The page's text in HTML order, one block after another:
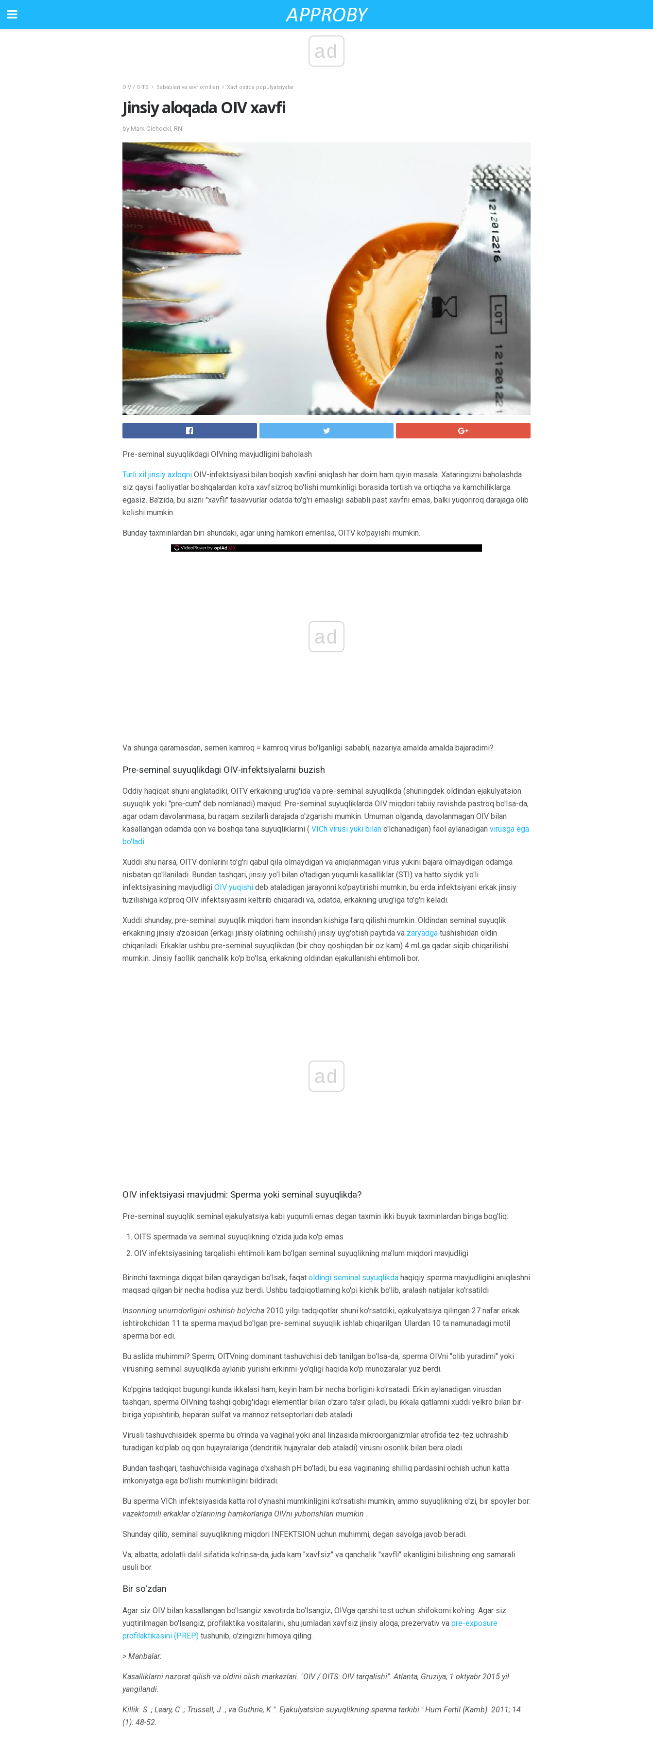
ad
OIV / OITS Sabablari va xavf omillari Xavf ostida populyatsiyalar
Jinsiy aloqada OIV xavfi
by Mark Cichocki, RN
Pre-seminal suyuqlikdagi OIVning mavjudligini baholash
Turli xil jinsiy axloqni OIV-infektsiyasi bilan boqish xavfini aniqlash har doim ham qiyin masala. Xataringizni baholashda
siz qaysi faoliyatlar boshqalardan ko'ra xavfsizroq bo'lishi mumkinligi borasida tortish va ortiqcha va kamchiliklarga
egasiz. Ba'zida, bu sizni "xavfli" tasavvurlar odatda to'g'ri emasligi sababli past xavfni emas, balki yuqoriroq darajaga olib
kelishi mumkin.
Bunday taxminlardan biri shundaki, agar uning hamkori emerilsa, OITV ko'payishi mumkin.
ad
Va shunga qaramasdan, semen kamroq = kamroq virus bo'lganligi sababli, nazariya amalda amalda bajaradimi?
Pre-seminal suyuqlikdagi OIV-infektsiyalarni buzish
Oddiy haqiqat shuni anglatadiki, OITV erkakning urug'ida va pre-seminal suyuqlikda (shuningdek oldindan ejakulyatsion
suyuqlik yoki "pre-cum" deb nomlanadi) mavjud. Pre-seminal suyuqliklarda OIV miqdori tabiiy ravishda pastroq bo'lsa-da,
agar odam davolanmasa, bu raqam sezilarli darajada o'zgarishi mumkin. Umuman olganda, davolanmagan OIV bilan
kasallangan odamda qon va boshqa tana suyuqliklarini ( VICh virusi yuki bilan o'lchanadigan) faol aylanadigan virusga ega
bo'ladi .
Xuddi shu narsa, OITV dorilarini to'g'ri qabul qila olmaydigan va aniqlanmagan virus yukini bajara olmaydigan odamga
nisbatan qo'llaniladi. Bundan tashqari, jinsiy yo'l bilan o'tadigan yuqumli kasalliklar (STI) va hatto siydik yo'li
infektsiyasining mavjudligi OIV yuqishi deb ataladigan jarayonni ko'paytirishi mumkin, bu erda infektsiyani erkak jinsiy
tuzilishiga ko'proq OIV infektsiyasini keltirib chiqaradi va, odatda, erkakning urug'iga to'g'ri keladi.
Xuddi shunday, pre-seminal suyuqlik miqdori ham insondan kishiga farq qilishi mumkin. Oldindan seminal suyuqlik
erkakning jinsiy a'zosidan (erkagi jinsiy olatining ochilishi) jinsiy uyg'otish paytida va zaryadga tushishidan oldin
chiqariladi. Erkaklar ushbu pre-seminal suyuqlikdan (bir choy qoshiqdan bir oz kam) 4 mLga qadar siqib chiqarilishi
mumkin. Jinsiy faollik qanchalik ko'p bo'lsa, erkakning oldindan ejakullanishi ehtimoli bor.
ad
OIV infektsiyasi mavjudmi: Sperma yoki seminal suyuqlikda?
Pre-seminal suyuqlik seminal ejakulyatsiya kabi yuqumli emas degan taxmin ikki buyuk taxminlardan biriga bog'liq:
OITS spermada va seminal suyuqlikning o'zida juda ko'p emas
OIV infektsiyasining tarqalishi ehtimoli kam bo'lgan seminal suyuqlikning ma'lum miqdori mavjudligi
Birinchi taxminga diqqat bilan qaraydigan bo'lsak, faqat oldingi seminal suyuqlikda haqiqiy sperma mavjudligini aniqlashni
maqsad qilgan bir necha hodisa yuz berdi. Ushbu tadqiqotlarning ko'pi kichik bo'lib, aralash natijalar ko'rsatildi
Insonning unumdorligini oshirish bo'yicha 2010 yilgi tadqiqotlar shuni ko'rsatdiki, ejakulyatsiya qilingan 27 nafar erkak
ishtirokchidan 11 ta sperma mavjud bo'lgan pre-seminal suyuqlik ishlab chiqarilgan. Ulardan 10 ta namunadagi motil
sperma bor edi.
Bu aslida muhimmi? Sperm, OITVning dominant tashuvchisi deb tanilgan bo'lsa-da, sperma OIVni "olib yuradimi" yoki
virusning seminal suyuqlikda aylanib yurishi erkinmi-yo'qligi haqida ko'p munozaralar yuz berdi.
Ko'pgina tadqiqot bugungi kunda ikkalasi ham, keyin ham bir necha borligini ko'rsatadi. Erkin aylanadigan virusdan
tashqari, sperma OIVning tashqi qobig'idagi elementlar bilan o'zaro ta'sir qiladi, bu ikkala qatlamni xuddi velkro bilan bir-
biriga yopishtirib, heparan sulfat va mannoz retseptorlari deb ataladi.
Virusli tashuvchisidek sperma bu o'rinda va vaginal yoki anal linzasida mikroorganizmlar atrofida tez-tez uchrashib
turadigan ko'plab oq qon hujayralariga (dendritik hujayralar deb ataladi) virusni osonlik bilan bera oladi.
Bundan tashqari, tashuvchisida vaginaga o'xshash pH bo'ladi, bu esa vaginaning shilliq pardasini ochish uchun katta
imkoniyatga ega bo'lishi mumkinligini bildiradi.
Bu sperma VICh infektsiyasida katta rol o'ynashi mumkinligini ko'rsatishi mumkin, ammo suyuqlikning o'zi, bir spoyler bor:
vazektomili erkaklar o'zlarining hamkorlariga OIVni yuborishlari mumkin .
Shunday qilib, seminal suyuqlikning miqdori INFEKTSION uchun muhimmi, degan savolga javob beradi.
Va, albatta, adolatli dalil sifatida ko'rinsa-da, juda kam "xavfsiz" va qanchalik "xavfli" ekanligini bilishning eng samarali
usuli bor.
Bir so'zdan
Agar siz OIV bilan kasallangan bo'lsangiz xavotirda bo'lsangiz, OIVga qarshi test uchun shifokorni ko'ring. Agar siz
yuqtirilmagan bo'lsangiz, profilaktika vositalarini, shu jumladan xavfsiz jinsiy aloqa, prezervativ va pre-exposure
profilaktikasini (PREP) tushunib, o'zingizni himoya qiling.
> Manbalar:
Kasalliklarni nazorat qilish va oldini olish markazlari. "OIV / OITS: OIV tarqalishi". Atlanta, Gruziya; 1 oktyabr 2015 yil
yangilandi.
Killik. S .; Leary, C .; Trussell, J .; va Guthrie, K ". Ejakulyatsion suyuqlikning sperma tarkibi." Hum Fertil (Kamb). 2011; 14
(1): 48-52.